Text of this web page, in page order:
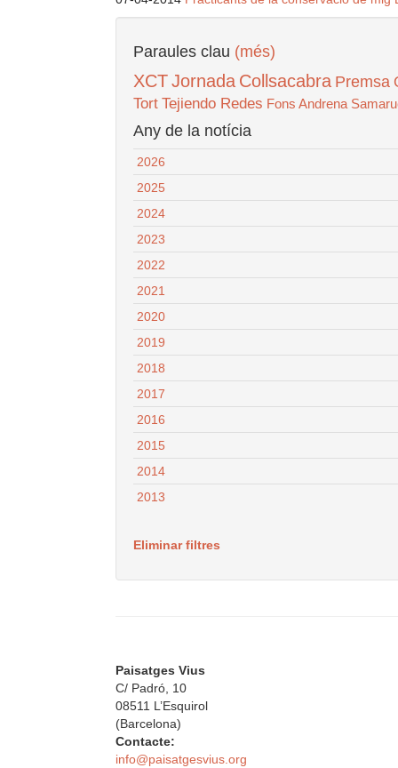
Paraules clau (més)
XCTJornada Collsacabra Premsa
Tort Tejiendo Redes Fons Andrena
Any de la notícia
2026
2025
2024
2023
2022
2021
2020
2019
2018
2017
2016
2015
2014
2013
Eliminar filtres
Paisatges Vius
C/ Padró, 10
08511 L’Esquirol
(Barcelona)
Contacte:
info@paisatgesvius.org